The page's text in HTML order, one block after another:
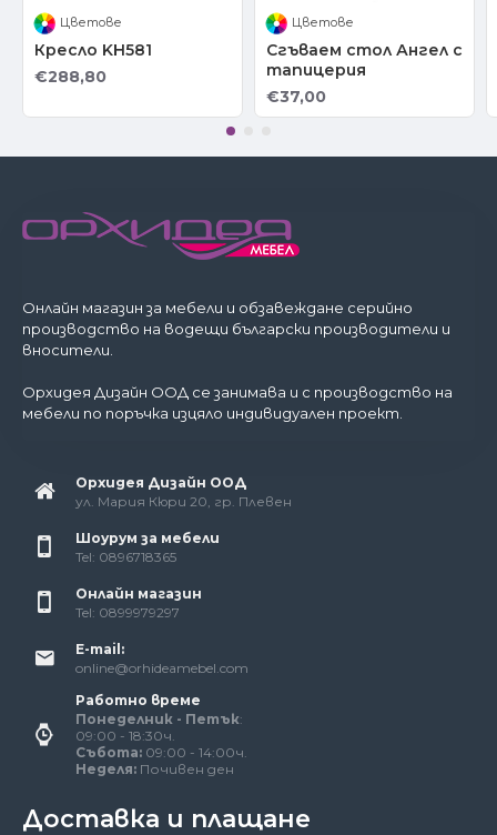
Цветове
Кресло KH581
€288,80
Цветове
Сгъваем стол Ангел с
тапицерия
€37,00
Онлайн магазин за мебели и обзавеждане серийно
производство на водещи български производители и
вносители.
Орхидея Дизайн ООД се занимава и с производство на
мебели по поръчка изцяло индивидуален проект.
Орхидея Дизайн ООД
ул. Мария Кюри 20, гр. Плевен
Шоурум за мебели
Tel: 0896718365
Онлайн магазин
Tel: 0899979297
E-mail:
online@orhideamebel.com
Работно време
Понеделник - Петък:
09:00 - 18:30ч.
Събота: 09:00 - 14:00ч.
Неделя: Почивен ден
Доставка и плащане